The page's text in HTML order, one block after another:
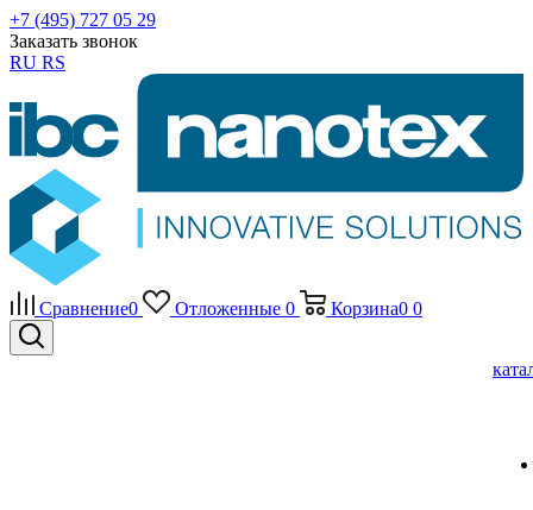
+7 (495) 727 05 29
Заказать звонок
RU RS
Сравнение0 Отложенные 0 Корзина0 0